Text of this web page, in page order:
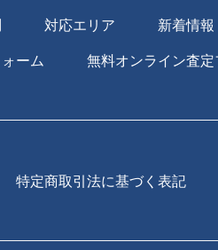
対応エリア 新着情報
ーム
無料オンライン査
特定商取引法に基づく表記